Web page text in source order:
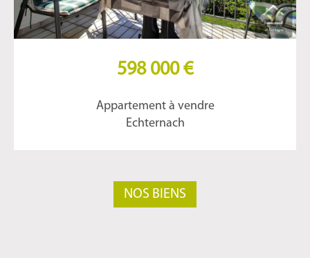
598 000 €
Appartement à vendre
Echternach
NOS BIENS